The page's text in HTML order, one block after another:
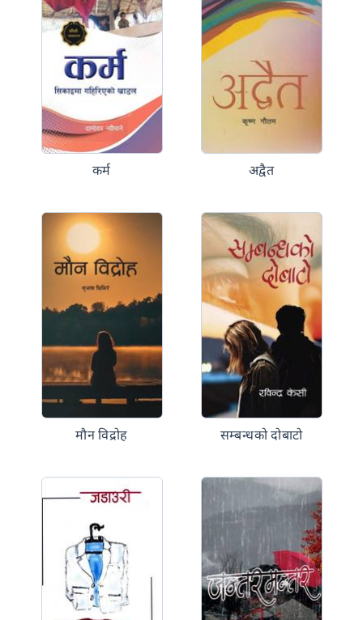
कर्म अद्वैत
मौन विद्रोह सम्बन्धको दोबाटो